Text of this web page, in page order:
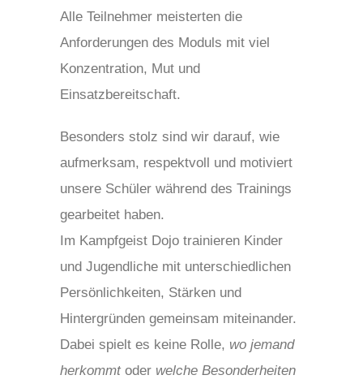
Alle Teilnehmer meisterten die
Anforderungen des Moduls mit viel
Konzentration, Mut und
Einsatzbereitschaft.
Besonders stolz sind wir darauf, wie
aufmerksam, respektvoll und motiviert
unsere Schüler während des Trainings
gearbeitet haben.
Im Kampfgeist Dojo trainieren Kinder
und Jugendliche mit unterschiedlichen
Persönlichkeiten, Stärken und
Hintergründen gemeinsam miteinander.
Dabei spielt es keine Rolle, wo jemand
herkommtoder welche Besonderheiten